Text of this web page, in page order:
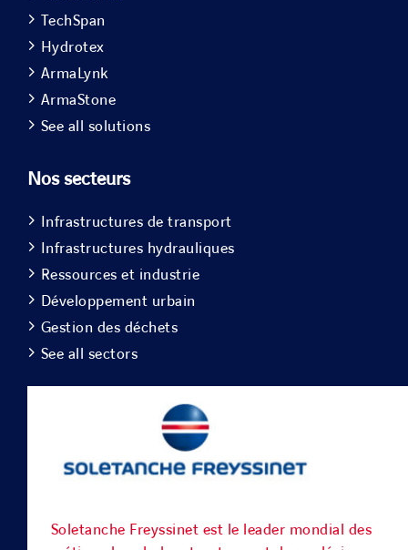
TechSpan
Hydrotex
ArmaLynk
ArmaStone
See all solutions
Nos secteurs
Infrastructures de transport
Infrastructures hydrauliques
Ressources et industrie
Développement urbain
Gestion des déchets
See all sectors
Soletanche Freyssinet est le leader mondial des